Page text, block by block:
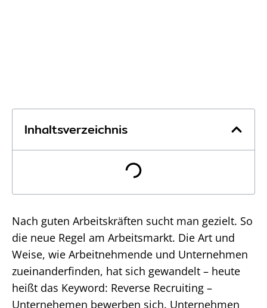
Inhaltsverzeichnis
Nach guten Arbeitskräften sucht man gezielt. So
die neue Regel am Arbeitsmarkt. Die Art und
Weise, wie Arbeitnehmende und Unternehmen
zueinanderfinden, hat sich gewandelt – heute
heißt das Keyword: Reverse Recruiting –
Unternehemen bewerben sich. Unternehmen